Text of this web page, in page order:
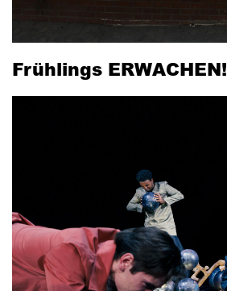
Frühlings ERWACHEN!